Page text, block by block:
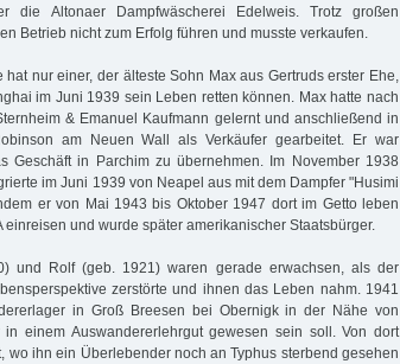
die Altonaer Dampfwäscherei Edelweis. Trotz großen
Betrieb nicht zum Erfolg führen und musste verkaufen.
nur einer, der älteste Sohn Max aus Gertruds erster Ehe,
im Juni 1939 sein Leben retten können. Max hatte nach
& Emanuel Kaufmann gelernt und anschließend in
am Neuen Wall als Verkäufer gearbeitet. Er war
Geschäft in Parchim zu übernehmen. Im November 1938
im Juni 1939 von Neapel aus mit dem Dampfer "Husimi
er von Mai 1943 bis Oktober 1947 dort im Getto leben
einreisen und wurde später amerikanischer Staatsbürger.
und Rolf (geb. 1921) waren gerade erwachsen, als der
zerstörte und ihnen das Leben nahm. 1941
in Groß Breesen bei Obernigk in der Nähe von
einem Auswandererlehrgut gewesen sein soll. Von dort
wo ihn ein Überlebender noch an Typhus sterbend gesehen